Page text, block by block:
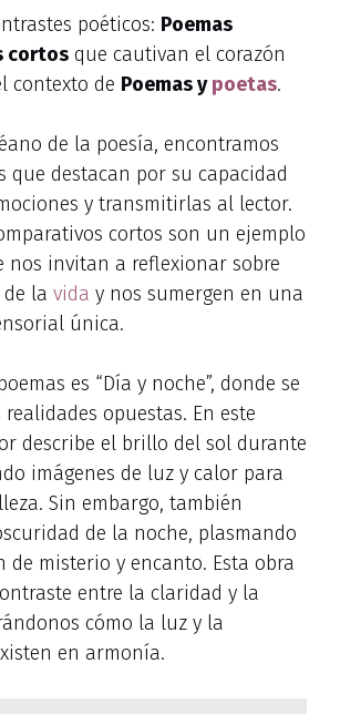
poéticos: Poemas
cortos que cautivan el corazón
contexto de Poemas ypoetas.
de la poesía, encontramos
que destacan por su capacidad
y transmitirlas al lector.
cortos son un ejemplo
nos invitan a reflexionar sobre
la vida y nos sumergen en una
única.
es “Día y noche”, donde se
opuestas. En este
describe el brillo del sol durante
imágenes de luz y calor para
Sin embargo, también
de la noche, plasmando
de misterio y encanto. Esta obra
entre la claridad y la
cómo la luz y la
en armonía.